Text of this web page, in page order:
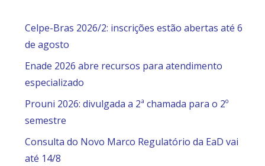
Celpe-Bras 2026/2: inscrições estão abertas até 6
de agosto
Enade 2026 abre recursos para atendimento
especializado
Prouni 2026: divulgada a 2ª chamada para o 2º
semestre
Consulta do Novo Marco Regulatório da EaD vai
até 14/8